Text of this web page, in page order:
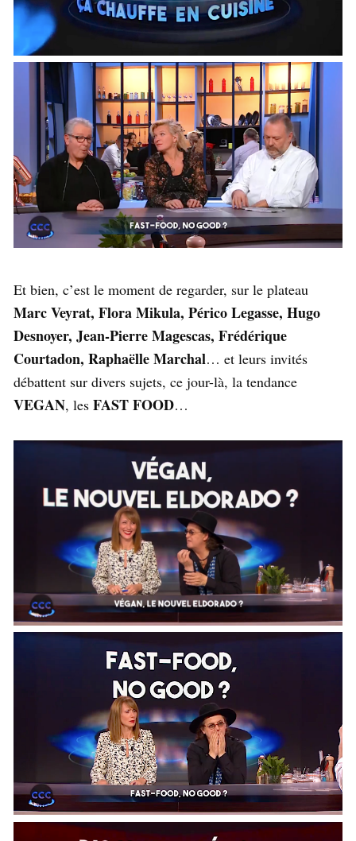
Et bien, c’est le moment de regarder, sur le plateau
Marc Veyrat, Flora Mikula, Périco Legasse, Hugo
Desnoyer, Jean-Pierre Magescas, Frédérique
Courtadon, Raphaëlle Marchal… et leurs invités
débattent sur divers sujets, ce jour-là, la tendance
VEGAN, les FAST FOOD…